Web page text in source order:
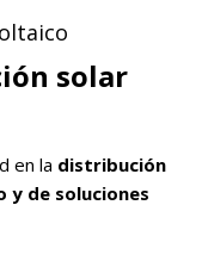
solar
en la distribución
de soluciones